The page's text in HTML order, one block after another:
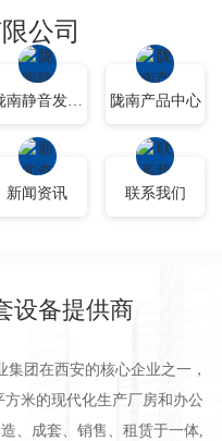
陇南静音发电车 陇南产品中心
新闻资讯 联系我们
设备提供商
团在西安的核心企业之一，
米的现代化生产厂房和办公
、成套、销售、租赁于一体,